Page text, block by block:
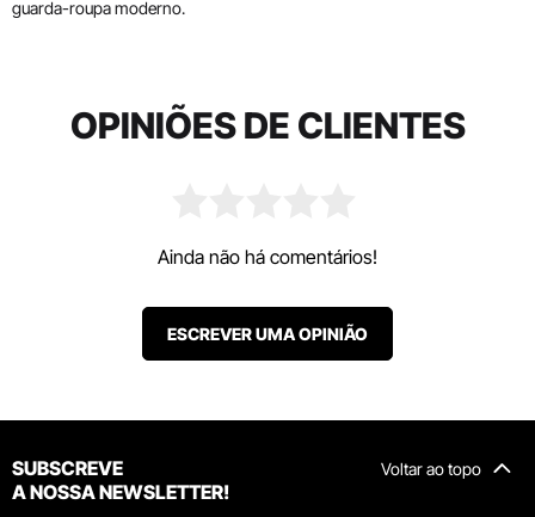
guarda-roupa moderno.
OPINIÕES DE CLIENTES
Ainda não há comentários!
ESCREVER UMA OPINIÃO
Voltar ao topo
SUBSCREVE
A NOSSA NEWSLETTER!